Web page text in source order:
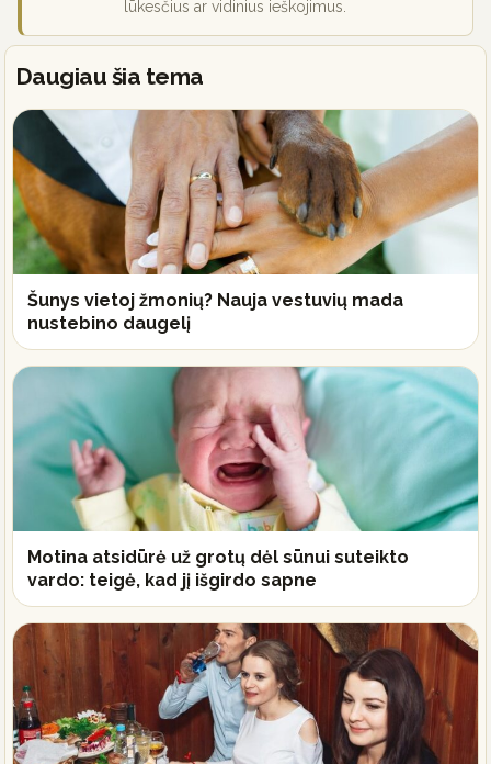
lūkesčius ar vidinius ieškojimus.
Daugiau šia tema
Šunys vietoj žmonių? Nauja vestuvių mada
nustebino daugelį
Motina atsidūrė už grotų dėl sūnui suteikto
vardo: teigė, kad jį išgirdo sapne